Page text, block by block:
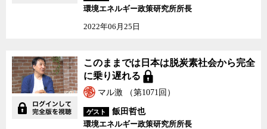
再生可能エネルギーの第一人者の飯田氏に、日本の再エネが増え
ない理由などをジャーナリストの神保哲生が聞いた。
環境エネルギー政策研究所所長
2022年06月25日
このままでは日本は脱炭素社会から完全
に乗り遅れる
マル激 （第1071回）
ゲスト
飯田哲也
環境エネルギー政策研究所所長